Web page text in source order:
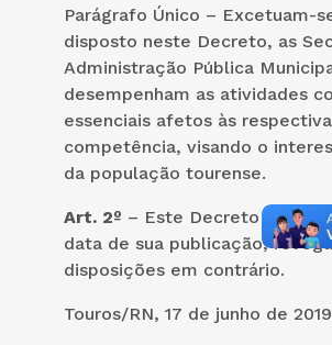
Parágrafo Único – Excetuam-
disposto neste Decreto, as
Administração Pública
desempenham as atividades
essenciais afetos às
competência, visando o
da população tourense.
Art. 2º – Este Decreto entra
data de sua publicação,
disposições em contrário.
Touros/RN, 17 de junho de